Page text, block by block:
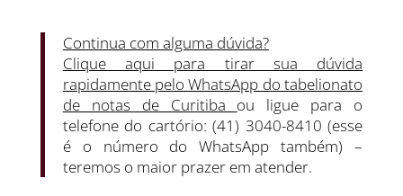
Continua com alguma dúvida?
Clique aqui para tirar sua dúvida
rapidamente pelo WhatsApp do tabelionato
de notas de Curitiba ou ligue para o
telefone do cartório: (41) 3040-8410 (esse
é o número do WhatsApp também) –
teremos o maior prazer em atender.